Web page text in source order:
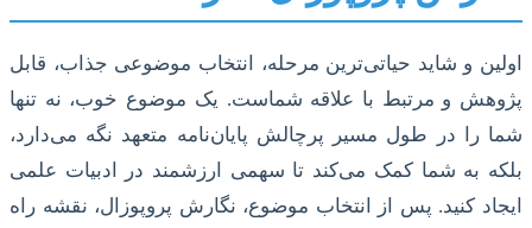
اولین و شاید حیاتی‌ترین مرحله، انتخاب موضوعی جذاب، قابل
پژوهش و مرتبط با علاقه شماست. یک موضوع خوب، نه تنها
شما را در طول مسیر پرچالش پایان‌نامه متعهد نگه می‌دارد،
بلکه به شما کمک می‌کند تا سهمی ارزشمند در ادبیات علمی
ایجاد کنید. پس از انتخاب موضوع، نگارش پروپوزال، نقشه راه